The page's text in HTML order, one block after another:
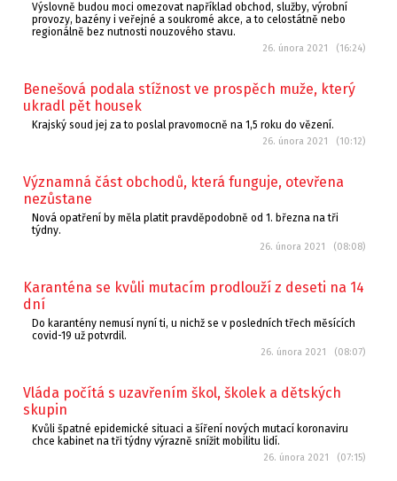
Výslovně budou moci omezovat například obchod, služby, výrobní
provozy, bazény i veřejné a soukromé akce, a to celostátně nebo
regionálně bez nutnosti nouzového stavu.
26. února 2021 (16:24)
Benešová podala stížnost ve prospěch muže, který
ukradl pět housek
Krajský soud jej za to poslal pravomocně na 1,5 roku do vězení.
26. února 2021 (10:12)
Významná část obchodů, která funguje, otevřena
nezůstane
Nová opatření by měla platit pravděpodobně od 1. března na tři
týdny.
26. února 2021 (08:08)
Karanténa se kvůli mutacím prodlouží z deseti na 14
dní
Do karantény nemusí nyní ti, u nichž se v posledních třech měsících
covid-19 už potvrdil.
26. února 2021 (08:07)
Vláda počítá s uzavřením škol, školek a dětských
skupin
Kvůli špatné epidemické situaci a šíření nových mutací koronaviru
chce kabinet na tři týdny výrazně snížit mobilitu lidí.
26. února 2021 (07:15)